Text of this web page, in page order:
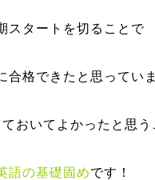
スタートを切ることで
合格できたと思ってい
おいてよかったと思う
語の基礎固めです！